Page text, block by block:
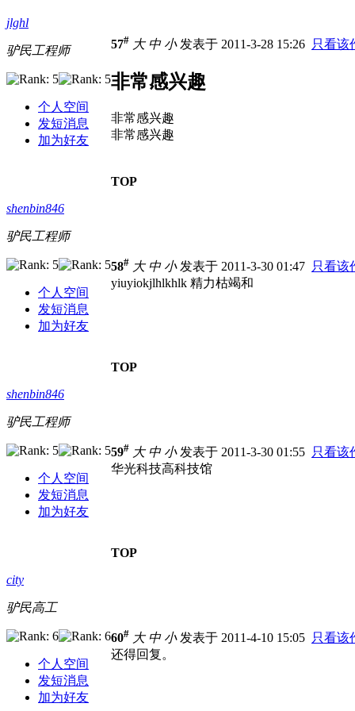
jlghl
驴民工程师
个人空间
发短消息
加为好友
57# 大 中 小发表于 2011-3-28 15:26 只看该
非常感兴趣
非常感兴趣
非常感兴趣
TOP
shenbin846
驴民工程师
个人空间
发短消息
加为好友
58# 大 中 小发表于 2011-3-30 01:47 只看该
yiuyiokjlhlkhlk 精力枯竭和
TOP
shenbin846
驴民工程师
个人空间
发短消息
加为好友
59# 大 中 小发表于 2011-3-30 01:55 只看该
华光科技高科技馆
TOP
city
驴民高工
个人空间
发短消息
加为好友
60# 大 中 小发表于 2011-4-10 15:05 只看该
还得回复。